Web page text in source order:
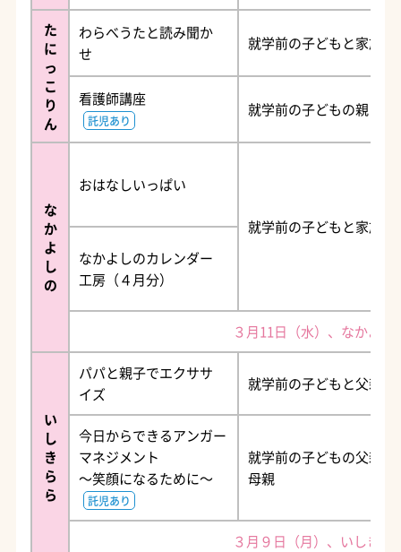
た
に
っ
こ
り
ん
わらべうたと読み聞か
せ
就学前の子どもと家族
看護師講座
託児あり
就学前の子どもの親
な
か
よ
し
の
おはなしいっぱい
就学前の子どもと家族
なかよしのカレンダー
工房（４月分）
３月11日（水）、なかよ
い
し
き
ら
ら
パパと親子でエクササ
イズ
就学前の子どもと父親
今日からできるアンガー
マネジメント
～笑顔になるために～
託児あり
就学前の子どもの父親か
母親
３月９日（月）、いしき